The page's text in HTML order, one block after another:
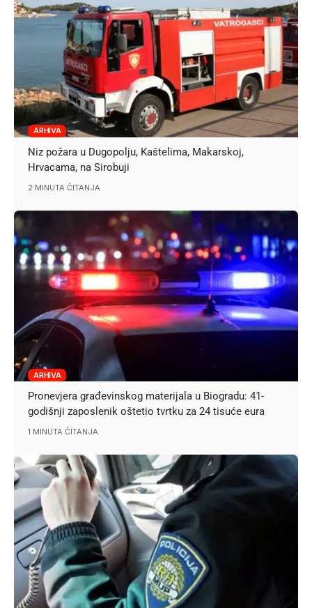
ARHIVA
Niz požara u Dugopolju, Kaštelima, Makarskoj,
Hrvacama, na Sirobuji
2 MINUTA ČITANJA
ARHIVA
Pronevjera građevinskog materijala u Biogradu: 41-
godišnji zaposlenik oštetio tvrtku za 24 tisuće eura
1 MINUTA ČITANJA